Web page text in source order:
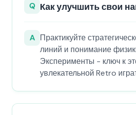
Q Как улучшить свои
A Практикуйте
линий и понимание
Эксперименты - ключ к
увлекательной Retro